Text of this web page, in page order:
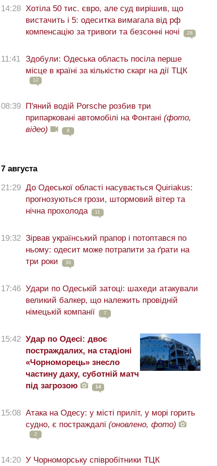
14:28 Хотіла 50 тис. євро, але суд вирішив, що
вистачить і 5: одеситка вимагала від рф
компенсацію за тривоги та безсонні ночі
28
11:41
Здобули: Одеська область посіла перше
місце в країні за кількістю скарг на дії ТЦК
12
08:39 П'яний водій Porsche розбив три
припарковані автомобілі на Фонтані (фото,
відео)
8
7 августа
21:29 До Одеської області насувається Quiriakus:
прогнозуються грози, штормовий вітер та
нічна прохолода
11
19:32 Зірвав український прапор і потоптався по
ньому: одесит може потрапити за ґрати на
три роки
30
17:46 Удари по Одеській затоці: шахеди атакували
великий балкер, що належить провідній
німецькій компанії
7
15:42 Удар по Одесі: двоє
постраждалих, на стадіоні
«Чорноморець» знесло
частину даху, суботній матч
під загрозою
14
15:08 Атака на Одесу: у місті приліт, у морі горить
судно, є постраждалі (оновлено, фото)
2
14:20 У Чорноморську співробітники ТЦК